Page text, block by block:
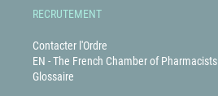
RECRUTEMENT
Contacter l'Ordre
EN - The French Chamber of Pharmacists
Glossaire